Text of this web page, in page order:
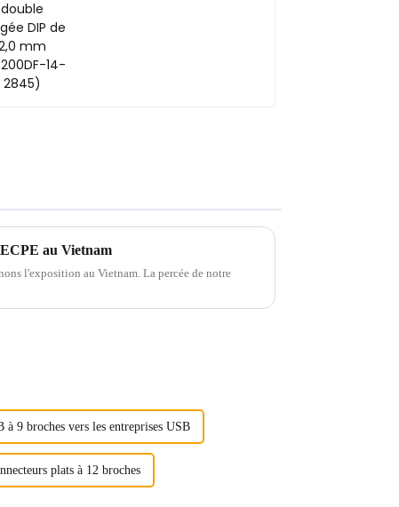
au Vietnam
l'exposition au Vietnam. La percée de notre
à 9 broches vers les entreprises USB
plats à 12 broches